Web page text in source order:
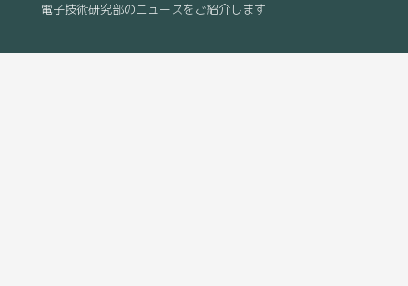
電子技術研究部のニュースをご紹介します